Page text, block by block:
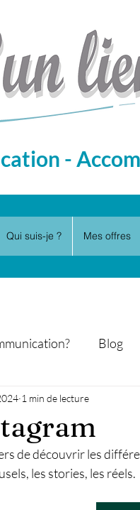
-
Qui suis-je ? Mes offres
Blog
1 min de lecture
de découvrir les
les stories, les réels.